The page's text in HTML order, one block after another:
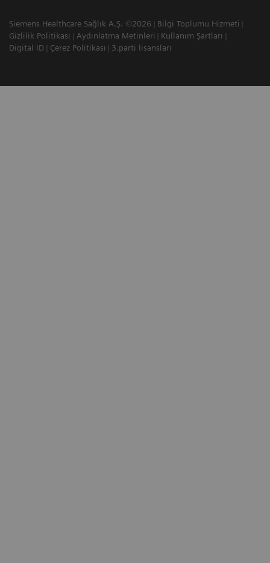
Siemens Healthcare Sağlık A.Ş. ©2026
Bilgi Toplumu Hizmeti
Gizlilik Politikası
Aydınlatma Metinleri
Kullanım Şartları
Digital ID
Çerez Politikası 3.parti lisansları